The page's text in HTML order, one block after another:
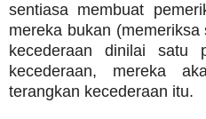
sentiasa membuat
mereka bukan
kecederaan dinilai satu
kecederaan, mereka
terangkan kecederaan itu.